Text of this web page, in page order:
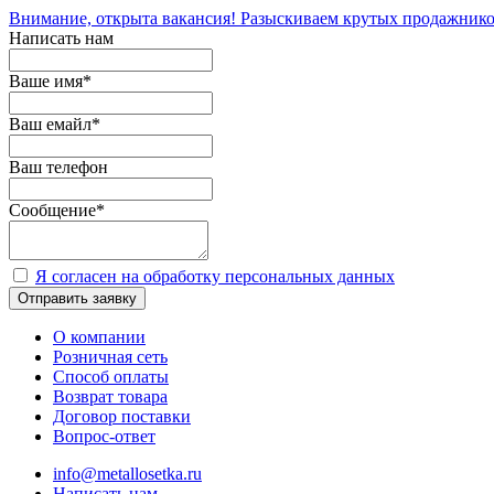
Внимание, открыта вакансия! Разыскиваем крутых
Написать нам
Ваше имя*
Ваш емайл*
Ваш телефон
Сообщение*
Я согласен на обработку персональных данных
Отправить заявку
О компании
Розничная сеть
Способ оплаты
Возврат товара
Договор поставки
Вопрос-ответ
info@metallosetka.ru